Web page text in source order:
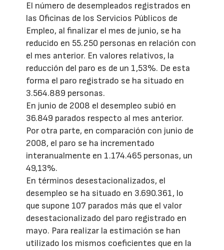
El número de desempleados registrados en
las Oficinas de los Servicios Públicos de
Empleo, al finalizar el mes de junio, se ha
reducido en 55.250 personas en relación con
el mes anterior. En valores relativos, la
reducción del paro es de un 1,53%. De esta
forma el paro registrado se ha situado en
3.564.889 personas.
En junio de 2008 el desempleo subió en
36.849 parados respecto al mes anterior.
Por otra parte, en comparación con junio de
2008, el paro se ha incrementado
interanualmente en 1.174.465 personas, un
49,13%.
En términos desestacionalizados, el
desempleo se ha situado en 3.690.361, lo
que supone 107 parados más que el valor
desestacionalizado del paro registrado en
mayo. Para realizar la estimación se han
utilizado los mismos coeficientes que en la